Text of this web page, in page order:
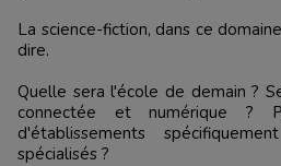
La science-fiction, dans ce
dire.
Quelle sera l'école de demain ?
connectée et numérique ?
d'établissements
spécialisés ?